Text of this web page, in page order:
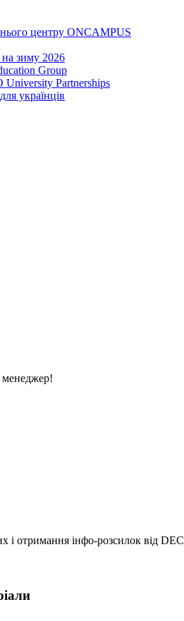
центру ONCAMPUS
на зиму 2026
Group
University Partnerships
українців
менеджер!
і отримання інфо-розсилок від DEC